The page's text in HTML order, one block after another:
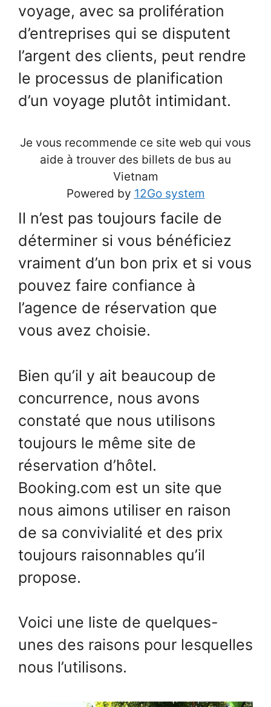
voyage, avec sa prolifération
d’entreprises qui se disputent
l’argent des clients, peut rendre
le processus de planification
d’un voyage plutôt intimidant.
Je vous recommende ce site web qui vous
aide à trouver des billets de bus au
Vietnam
Powered by 12Go system
Il n’est pas toujours facile de
déterminer si vous bénéficiez
vraiment d’un bon prix et si vous
pouvez faire confiance à
l’agence de réservation que
vous avez choisie.
Bien qu’il y ait beaucoup de
concurrence, nous avons
constaté que nous utilisons
toujours le même site de
réservation d’hôtel.
Booking.com est un site que
nous aimons utiliser en raison
de sa convivialité et des prix
toujours raisonnables qu’il
propose.
Voici une liste de quelques-
unes des raisons pour lesquelles
nous l’utilisons.